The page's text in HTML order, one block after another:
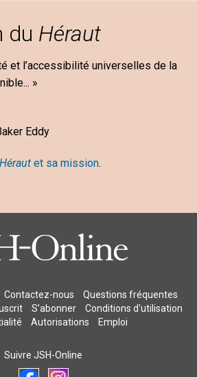
du Héraut
et l’accessibilité universelles de la
»
Eddy
Héraut et sa mission.
Contactez-nous
Questions fréquentes
S’abonner
Conditions d'utilisation
Autorisations Emploi
Suivre JSH-Online